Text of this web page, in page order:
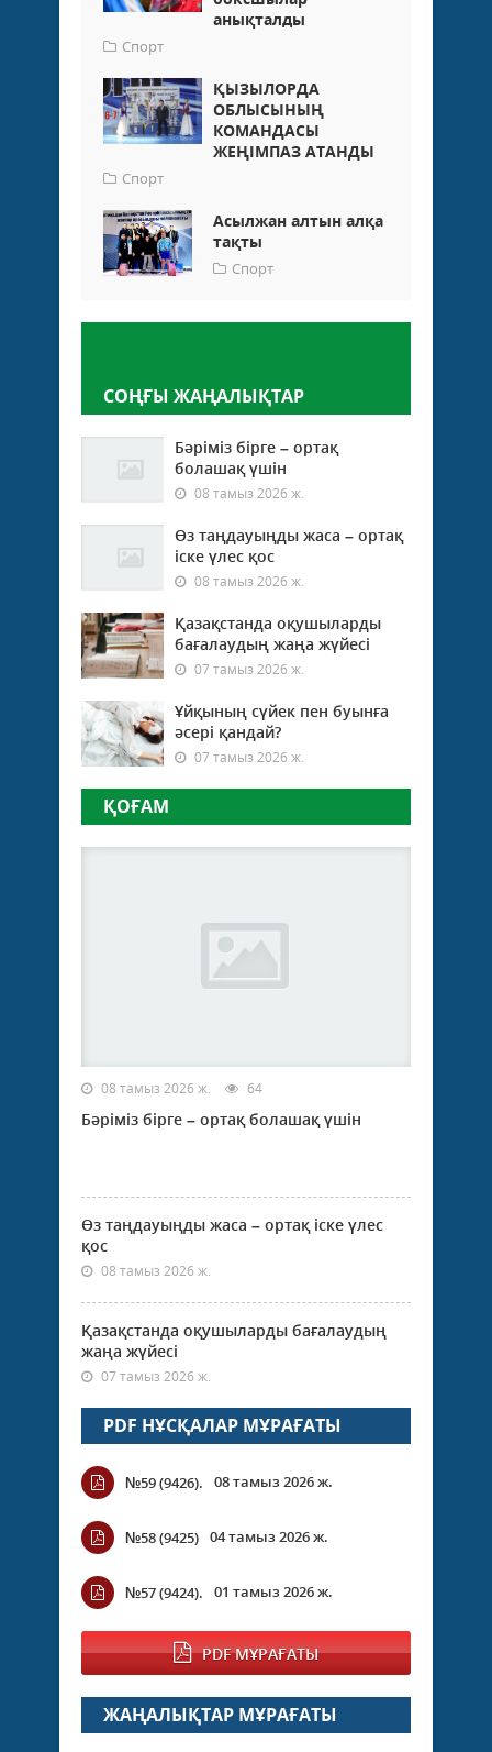
анықталды
Спорт
ҚЫЗЫЛОРДА
ОБЛЫСЫНЫҢ
КОМАНДАСЫ
ЖЕҢІМПАЗ АТАНДЫ
Спорт
Асылжан алтын алқа
тақты
Спорт
СОҢҒЫ ЖАҢАЛЫҚТАР
Бәріміз бірге – ортақ
болашақ үшін
08 тамыз 2026 ж.
Өз таңдауыңды жаса – ортақ
іске үлес қос
08 тамыз 2026 ж.
Қазақстанда оқушыларды
бағалаудың жаңа жүйесі
07 тамыз 2026 ж.
Ұйқының сүйек пен буынға
әсері қандай?
07 тамыз 2026 ж.
ҚОҒАМ
08 тамыз 2026 ж. 64
Бәріміз бірге – ортақ болашақ үшін
Өз таңдауыңды жаса – ортақ іске үлес
қос
08 тамыз 2026 ж.
Қазақстанда оқушыларды бағалаудың
жаңа жүйесі
07 тамыз 2026 ж.
PDF НҰСҚАЛАР МҰРАҒАТЫ
№59 (9426). 08 тамыз 2026 ж.
№58 (9425) 04 тамыз 2026 ж.
№57 (9424). 01 тамыз 2026 ж.
PDF МҰРАҒАТЫ
ЖАҢАЛЫҚТАР МҰРАҒАТЫ